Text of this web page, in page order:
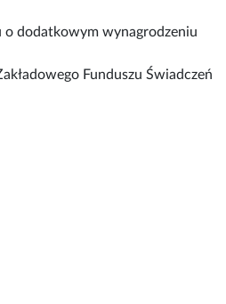
o dodatkowym wynagrodzeniu
Funduszu Świadczeń